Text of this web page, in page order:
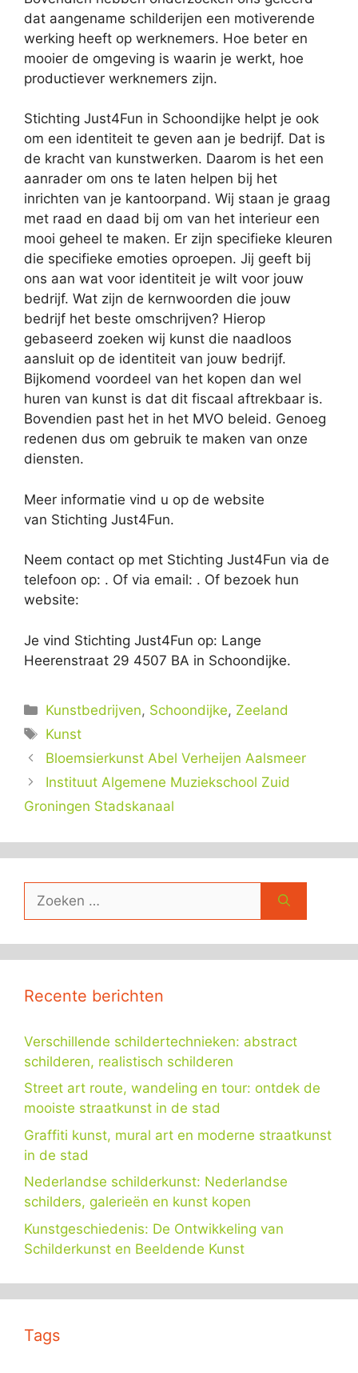
dat aangename schilderijen een motiverende
werking heeft op werknemers. Hoe beter en
mooier de omgeving is waarin je werkt, hoe
productiever werknemers zijn.
Stichting Just4Fun in Schoondijke helpt je ook
om een identiteit te geven aan je bedrijf. Dat is
de kracht van kunstwerken. Daarom is het een
aanrader om ons te laten helpen bij het
inrichten van je kantoorpand. Wij staan je graag
met raad en daad bij om van het interieur een
mooi geheel te maken. Er zijn specifieke kleuren
die specifieke emoties oproepen. Jij geeft bij
ons aan wat voor identiteit je wilt voor jouw
bedrijf. Wat zijn de kernwoorden die jouw
bedrijf het beste omschrijven? Hierop
gebaseerd zoeken wij kunst die naadloos
aansluit op de identiteit van jouw bedrijf.
Bijkomend voordeel van het kopen dan wel
huren van kunst is dat dit fiscaal aftrekbaar is.
Bovendien past het in het MVO beleid. Genoeg
redenen dus om gebruik te maken van onze
diensten.
Meer informatie vind u op de website
van Stichting Just4Fun.
Neem contact op met Stichting Just4Fun via de
telefoon op: . Of via email: . Of bezoek hun
website:
Je vind Stichting Just4Fun op: Lange
Heerenstraat 29 4507 BA in Schoondijke.
Categorieën
Kunstbedrijven, Schoondijke, Zeeland
Tags
Kunst
Bloemsierkunst Abel Verheijen Aalsmeer
Instituut Algemene Muziekschool Zuid
Groningen Stadskanaal
naar:
Recente berichten
Verschillende schildertechnieken: abstract
schilderen, realistisch schilderen
Street art route, wandeling en tour: ontdek de
mooiste straatkunst in de stad
Graffiti kunst, mural art en moderne straatkunst
in de stad
Nederlandse schilderkunst: Nederlandse
schilders, galerieën en kunst kopen
Kunstgeschiedenis: De Ontwikkeling van
Schilderkunst en Beeldende Kunst
Tags